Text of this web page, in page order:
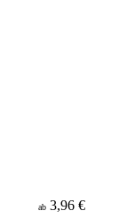
ab 3,96 €